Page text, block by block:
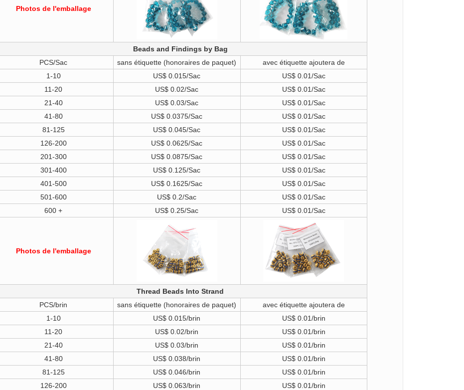
Photos de l'emballage
Beads and Findings by Bag
PCS/Sac
sans étiquette (honoraires de paquet)
avec étiquette ajoutera de
1-10
US$ 0.015/Sac
US$ 0.01/Sac
11-20
US$ 0.02/Sac
US$ 0.01/Sac
21-40
US$ 0.03/Sac
US$ 0.01/Sac
41-80
US$ 0.0375/Sac
US$ 0.01/Sac
81-125
US$ 0.045/Sac
US$ 0.01/Sac
126-200
US$ 0.0625/Sac
US$ 0.01/Sac
201-300
US$ 0.0875/Sac
US$ 0.01/Sac
301-400
US$ 0.125/Sac
US$ 0.01/Sac
401-500
US$ 0.1625/Sac
US$ 0.01/Sac
501-600
US$ 0.2/Sac
US$ 0.01/Sac
600 +
US$ 0.25/Sac US$ 0.01/Sac
Photos de l'emballage
Thread Beads Into Strand
PCS/brin
sans étiquette (honoraires de paquet)
avec étiquette ajoutera de
1-10
US$ 0.015/brin
US$ 0.01/brin
11-20
US$ 0.02/brin
US$ 0.01/brin
21-40
US$ 0.03/brin
US$ 0.01/brin
41-80
US$ 0.038/brin
US$ 0.01/brin
81-125
US$ 0.046/brin
US$ 0.01/brin
126-200
US$ 0.063/brin
US$ 0.01/brin